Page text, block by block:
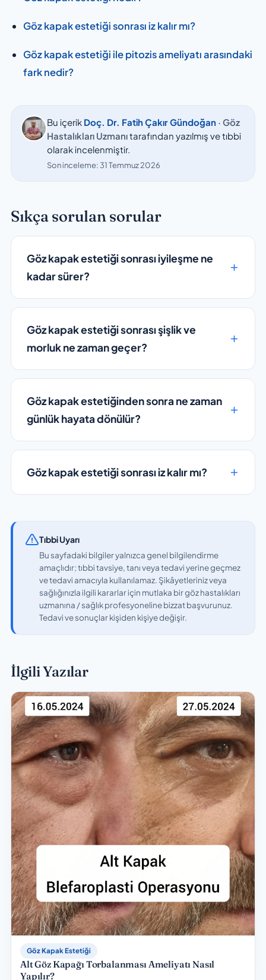
Göz kapak estetiği sonrası iz kalır mı?
Göz kapak estetiği ile pitozis ameliyatı arasındaki
fark nedir?
Bu içerik Doç. Dr. Fatih Çakır Gündoğan · Göz
Hastalıkları Uzmanıtarafından yazılmış ve tıbbi
olarak incelenmiştir.
Son inceleme: 31 Temmuz 2026
Sıkça sorulan sorular
Göz kapak estetiği sonrası iyileşme ne
kadar sürer?
Göz kapak estetiği sonrası şişlik ve
morluk ne zaman geçer?
Göz kapak estetiğinden sonra ne zaman
günlük hayata dönülür?
Göz kapak estetiği sonrası iz kalır mı?
Tıbbi Uyarı
Bu sayfadaki bilgiler yalnızca genel bilgilendirme
amaçlıdır; tıbbi tavsiye, tanı veya tedavi yerine geçmez
ve tedavi amacıyla kullanılamaz. Şikâyetleriniz veya
sağlığınızla ilgili kararlar için mutlaka bir göz hastalıkları
uzmanına / sağlık profesyoneline bizzat başvurunuz.
Tedavi ve sonuçlar kişiden kişiye değişir.
İlgili Yazılar
Göz Kapak Estetiği
Alt Göz Kapağı Torbalanması Ameliyatı Nasıl
Yapılır?